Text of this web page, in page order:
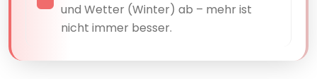
und Wetter (Winter) ab – mehr ist
nicht immer besser.